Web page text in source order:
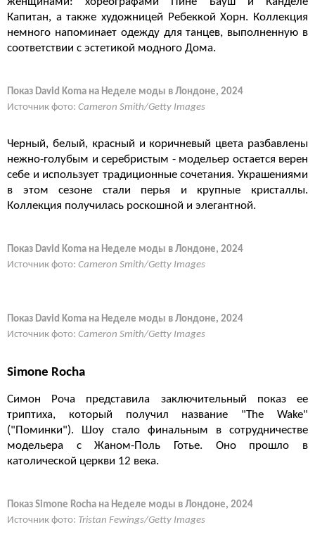
Капитан, а также художницей Ребеккой Хорн. Коллекция
немного напоминает одежду для танцев, выполненную в
соответствии с эстетикой модного Дома.
Показ David Koma на Неделе моды в Лондоне, 2024
Источник фото: Cameron Smith/Getty Images
Черный, белый, красный и коричневый цвета разбавлены
нежно-голубым и серебристым - модельер остается верен
себе и использует традиционные сочетания. Украшениями
в этом сезоне стали перья и крупные кристаллы.
Коллекция получилась роскошной и элегантной.
Показ David Koma на Неделе моды в Лондоне, 2024
Источник фото: Cameron Smith/Getty Images
Показ David Koma на Неделе моды в Лондоне, 2024
Источник фото: Cameron Smith/Getty Images
Simone Rocha
Симон Роча представила заключительный показ ее
триптиха, который получил название "The Wake"
("Поминки"). Шоу стало финальным в сотрудничестве
модельера с Жаном-Поль Готье. Оно прошло в
католической церкви 12 века.
Показ Simone Rocha на Неделе моды в Лондоне, 2024
Источник фото: Tristan Fewings/Getty Images